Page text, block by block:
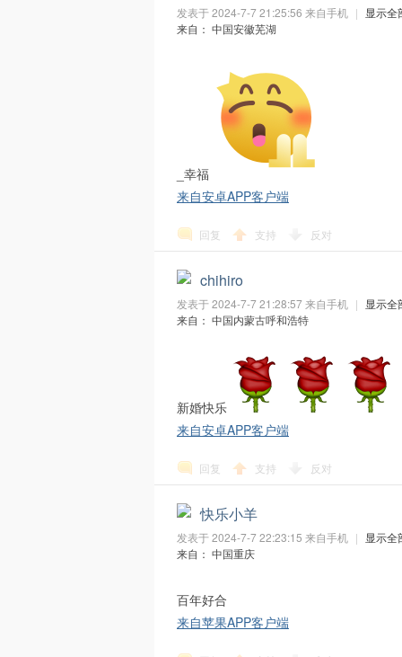
发表于 2024-7-7 21:25:56 来自手机 | 显示全
来自： 中国安徽芜湖
_幸福
来自安卓APP客户端
回复 支持 反对
chihiro
发表于 2024-7-7 21:28:57来自手机 | 显示全
来自： 中国内蒙古呼和浩特
新婚快乐
来自安卓APP客户端
回复 支持 反对
快乐小羊
发表于 2024-7-7 22:23:15 来自手机 | 显示全
来自： 中国重庆
百年好合
来自苹果APP客户端